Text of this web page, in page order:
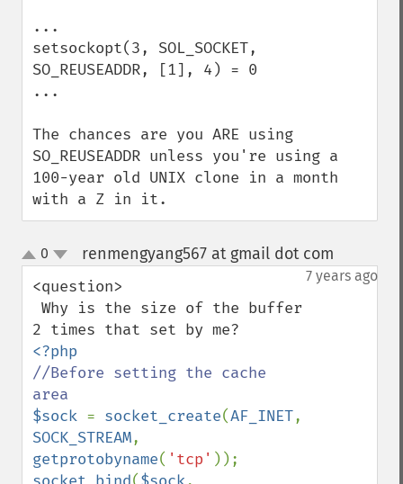
...
setsockopt(3, SOL_SOCKET,
SO_REUSEADDR, [1], 4) = 0
...
The chances are you ARE using
SO_REUSEADDR unless you're using a
100-year old UNIX clone in a month
with a Z in it.
up
down
0 renmengyang567 at gmail dot com
7 years ago
<question>
//Before setting the cache
$sock = socket_create(AF_INET
SOCK_STREAM
getprotobyname( 'tcp'